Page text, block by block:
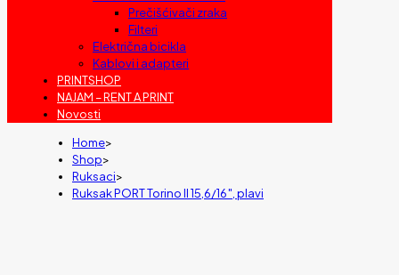
Prečišćivači zraka
Filteri
Električna bicikla
Kablovi i adapteri
PRINTSHOP
NAJAM – RENT A PRINT
Novosti
Home>
Shop>
Ruksaci>
Ruksak PORT Torino II 15,6/16″, plavi